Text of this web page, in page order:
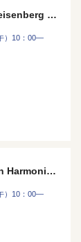
CR Yamabe Equation on the Heisenberg Group via Moving-Sphere Method
）10：00—
Progress and open problems in Harmonic mappings
）10：00—